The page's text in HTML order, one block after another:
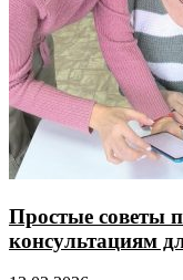
Простые советы
консультациям